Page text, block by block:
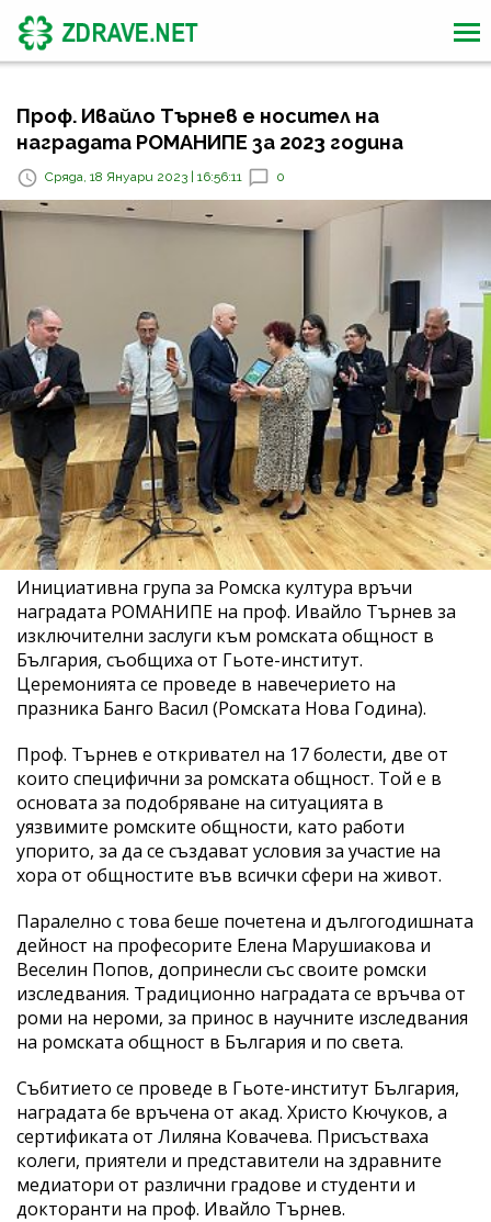
Проф. Ивайло Търнев е носител на
наградата РОМАНИПЕ за 2023 година
Сряда, 18 Януари 2023 | 16:56:11 0
Инициативна група за Ромска култура връчи
наградата РОМАНИПЕ на проф. Ивайло Търнев за
изключителни заслуги към ромската общност в
България, съобщиха от Гьоте-институт.
Церемонията се проведе в навечерието на
празника Банго Васил (Ромската Нова Година).
Проф. Търнев е откривател на 17 болести, две от
които специфични за ромската общност. Той е в
основата за подобряване на ситуацията в
уязвимите ромските общности, като работи
упорито, за да се създават условия за участие на
хора от общностите във всички сфери на живот.
Паралелно с това беше почетена и дългогодишната
дейност на професорите Елена Марушиакова и
Веселин Попов, допринесли със своите ромски
изследвания. Традиционно наградата се връчва от
роми на нероми, за принос в научните изследвания
на ромската общност в България и по света.
Събитието се проведе в Гьоте-институт България,
наградата бе връчена от акад. Христо Кючуков, а
сертификата от Лиляна Ковачева. Присъстваха
колеги, приятели и представители на здравните
медиатори от различни градове и студенти и
докторанти на проф. Ивайло Търнев.